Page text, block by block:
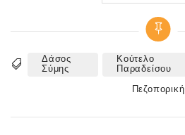
Tags
Δάσος
Σύμης
Κούτελο
Παραδείσου
Categories
Πεζοπορική